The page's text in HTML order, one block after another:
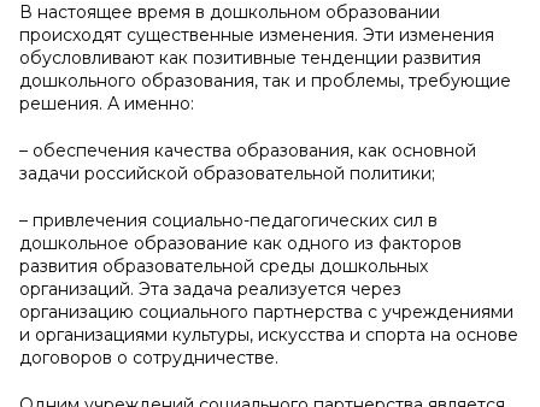
В настоящее время в дошкольном образовании
происходят существенные изменения. Эти изменения
обусловливают как позитивные тенденции развития
дошкольного образования, так и проблемы, требующие
решения. А именно:
– обеспечения качества образования, как основной
задачи российской образовательной политики;
– привлечения социально-педагогических сил в
дошкольное образование как одного из факторов
развития образовательной среды дошкольных
организаций. Эта задача реализуется через
организацию социального партнерства с учреждениями
и организациями культуры, искусства и спорта на основе
договоров о сотрудничестве.